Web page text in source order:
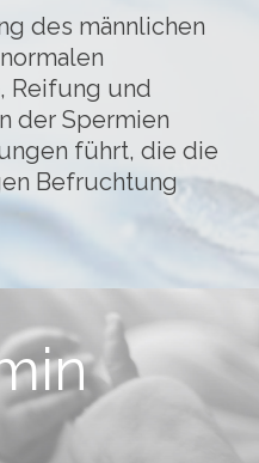
des männlichen
Reifung und
der Spermien
führt, die die
Befruchtung